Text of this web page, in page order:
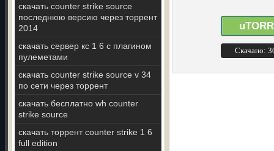
скачать counter strike source
последнюю версию через торрент
2014
скачать сервер кс 1 6 с плагином
пулеметами
скачать counter strike source v 34
по сети через торрент
скачать бесплатно wh counter
strike source
скачать торрент counter strike 1 6
full edition
Скачано: